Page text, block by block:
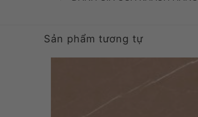
Sản phẩm tương tự